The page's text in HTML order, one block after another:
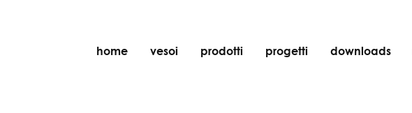
home vesoi prodotti progetti downloads